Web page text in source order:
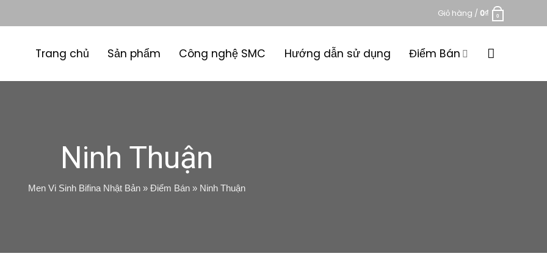
Giỏ hàng / 0₫ 0
Trang chủ Sản phẩm Công nghệ SMC Hướng dẫn sử dụng Điểm Bán
Ninh Thuận
Men Vi Sinh Bifina Nhật Bản » Điểm Bán » Ninh Thuận